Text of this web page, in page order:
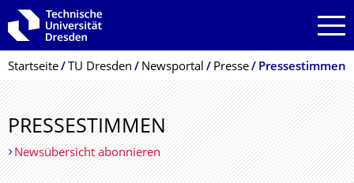
Zur Hauptnavigation springen
Zur Suche springen
Zum Inhalt springen
Breadcrumb-Menü
Startseite TU Dresden Newsportal Presse Pressestimmen
PRESSESTIMMEN
Newsübersicht abonnieren